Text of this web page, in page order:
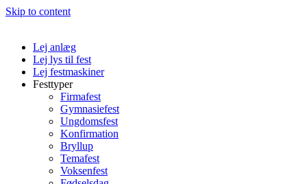
Skip to content
Lej anlæg
Lej lys til fest
Lej festmaskiner
Festtyper
Firmafest
Gymnasiefest
Ungdomsfest
Konfirmation
Bryllup
Temafest
Voksenfest